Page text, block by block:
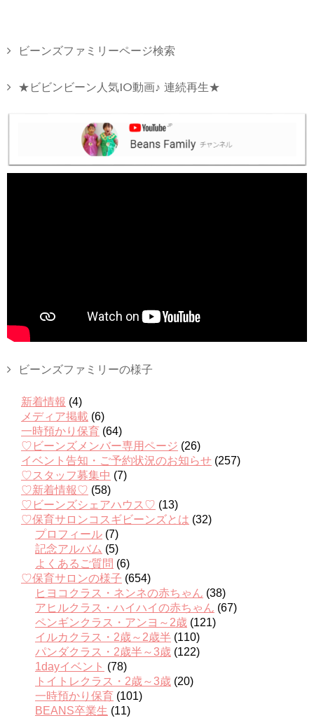
ビーンズファミリーページ検索
★ビビンビーン人気10動画♪ 連続再生★
ビーンズファミリーの様子
新着情報 (4)
メディア掲載 (6)
一時預かり保育 (64)
♡ビーンズメンバー専用ページ (26)
イベント告知・ご予約状況のお知らせ (257)
♡スタッフ募集中 (7)
♡新着情報♡ (58)
♡ビーンズシェアハウス♡ (13)
♡保育サロンコスギビーンズとは (32)
プロフィール (7)
記念アルバム (5)
よくあるご質問 (6)
♡保育サロンの様子 (654)
ヒヨコクラス・ネンネの赤ちゃん (38)
アヒルクラス・ハイハイの赤ちゃん (67)
ペンギンクラス・アンヨ～2歳 (121)
イルカクラス・2歳～2歳半 (110)
パンダクラス・2歳半～3歳 (122)
1dayイベント (78)
トイトレクラス・2歳～3歳 (20)
一時預かり保育 (101)
BEANS卒業生 (11)